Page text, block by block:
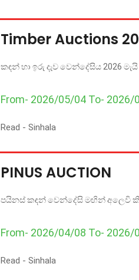
Timber Auctions
කඳන් හා ඉරු දැව වෙන්දේසිය 2026 මැයි
From- 2026/05/04 To- 2026/
Read - Sinhala
PINUS AUCTION
පයිනස් කඳන් වෙන්දේසි මඟින් අලෙවි
From- 2026/04/08 To- 2026/
Read - Sinhala